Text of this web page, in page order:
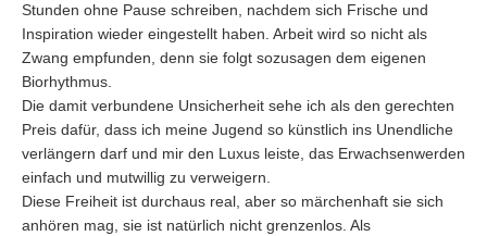
Stunden ohne Pause schreiben, nachdem sich Frische und
Inspiration wieder eingestellt haben. Arbeit wird so nicht als
Zwang empfunden, denn sie folgt sozusagen dem eigenen
Biorhythmus.
Die damit verbundene Unsicherheit sehe ich als den gerechten
Preis dafür, dass ich meine Jugend so künstlich ins Unendliche
verlängern darf und mir den Luxus leiste, das Erwachsenwerden
einfach und mutwillig zu verweigern.
Diese Freiheit ist durchaus real, aber so märchenhaft sie sich
anhören mag, sie ist natürlich nicht grenzenlos. Als